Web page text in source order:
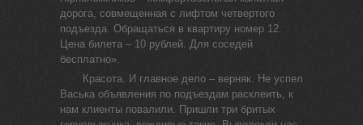
дорога, совмещенная с лифтом четвертого
подъезда. Обращаться в квартиру номер 12.
Цена билета – 10 рублей. Для соседей
бесплатно».
Красота. И главное дело – верняк. Не успел
Васька объявления по подъездам расклеить, к
нам клиенты повалили. Пришли три бритых